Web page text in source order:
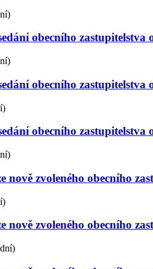
obecního
obecního
obecního
nově zvoleného obecního
nově zvoleného obecního